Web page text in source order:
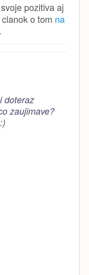
pozitiva aj
o tom na
doteraz
zaujimave?